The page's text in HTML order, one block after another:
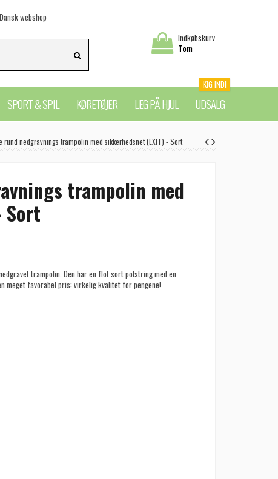
webshop
Indkøbskurv
Tom
SPORT & SPIL KØRETØJER LEG PÅ HJUL UDSALG
KIG IND!
rund nedgravnings trampolin med sikkerhedsnet (EXIT) - Sort
trampolin med
Sort
trampolin. Den har en flot sort polstring med en
meget favorabel pris: virkelig kvalitet for pengene!